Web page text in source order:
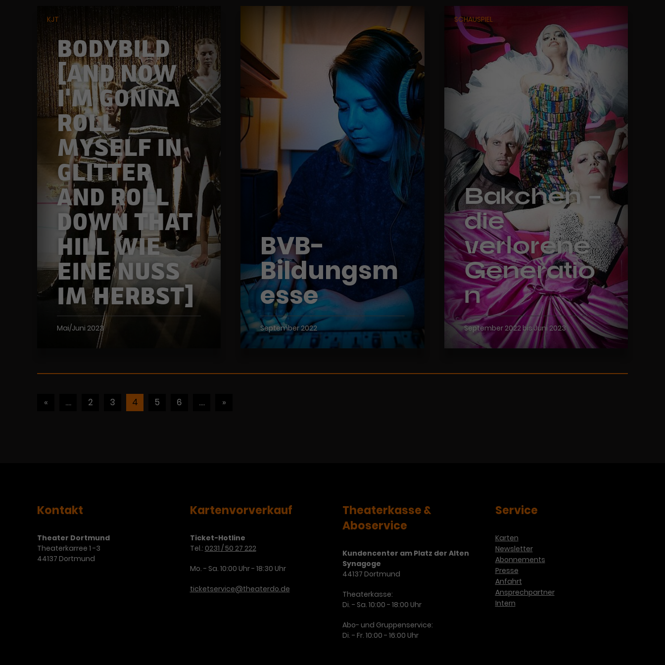
KJT
BODYBILD
[AND NOW
I'M GONNA
ROLL
MYSELF IN
GLITTER
AND ROLL
DOWN THAT
HILL WIE
EINE NUSS
IM HERBST]
Mai/Juni 2023
BVB-
Bildungsm
esse
September 2022
SCHAUSPIEL
Bakchen –
die
verlorene
Generatio
n
September 2022 bis Juni 2023
« .... 2 3 4 5 6 .... »
Kontakt
Theater Dortmund
Theaterkarree 1 -3
44137 Dortmund
Kartenvorverkauf
Ticket-Hotline
Tel.: 0231 / 50 27 222
Mo. - Sa. 10:00 Uhr - 18:30 Uhr
ticketservice@theaterdo.de
Theaterkasse &
Aboservice
Kundencenter am Platz der Alten
Synagoge
44137 Dortmund
Theaterkasse:
Di. - Sa. 10:00 - 18:00 Uhr
Abo- und Gruppenservice:
Di. - Fr. 10:00 - 16:00 Uhr
Service
Karten
Newsletter
Abonnements
Presse
Anfahrt
Ansprechpartner
Intern